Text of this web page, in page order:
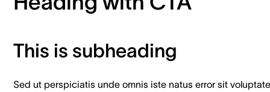
This is subheading
Sed ut perspiciatis unde omnis iste natus error sit